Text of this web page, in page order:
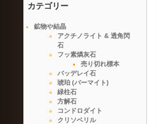
カテゴリー
鉱物や結晶
アクチノライト & 透角閃
石
フッ素燐灰石
売り切れ標本
バッデレイ石
琥珀 (バーマイト)
緑柱石
方解石
コンドロダイト
クリソベリル